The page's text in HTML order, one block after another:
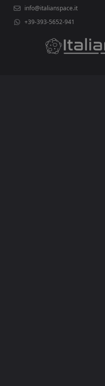
info@italianspace.it
+39-393-5652-941